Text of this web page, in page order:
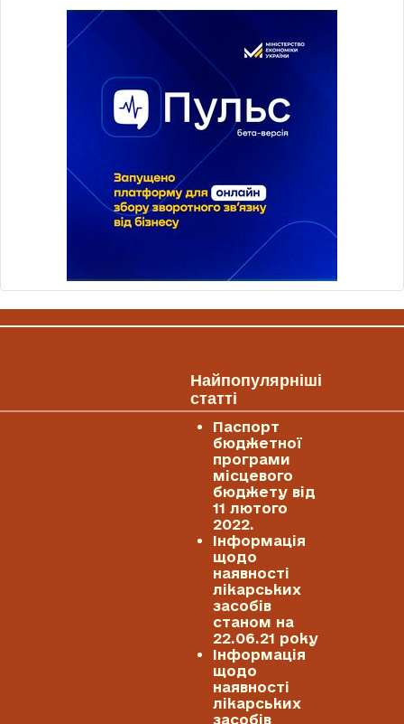
Найпопулярніші
статті
Паспорт
бюджетної
програми
місцевого
бюджету від
11 лютого
2022.
Інформація
щодо
наявності
лікарських
засобів
станом на
22.06.21 року
Інформація
щодо
наявності
лікарських
засобів